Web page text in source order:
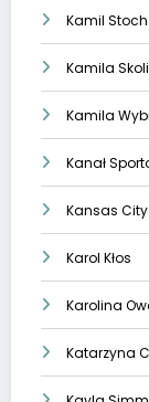
Kamil Stoch
Kamila
Kamila
Kanał
Kansas
Karol Kłos
Karolina
Katarzyna